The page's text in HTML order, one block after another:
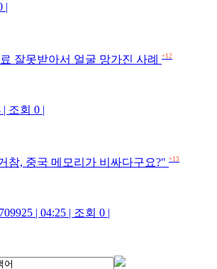
|
잘못받아서 얼굴 망가진 사례 +12
| 조회 0 |
참, 중국 메모리가 비싸다구요?" +13
| 04:25 | 조회 0 |